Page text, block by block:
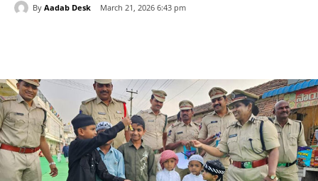
By Aadab Desk March 21, 2026 6:43 pm